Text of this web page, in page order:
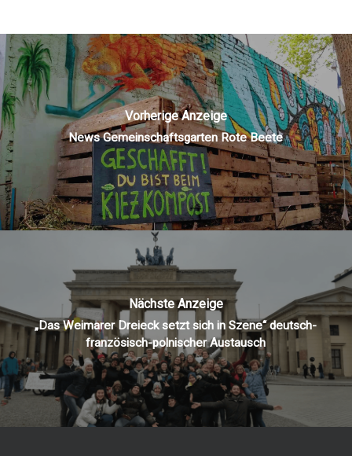
Vorherige Anzeige
News Gemeinschaftsgarten Rote Beete
Nächste Anzeige
„Das Weimarer Dreieck setzt sich in Szene“ deutsch-
französisch-polnischer Austausch